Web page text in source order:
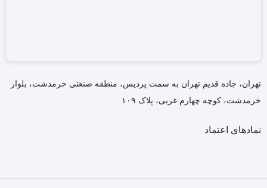
تهران، جاده قدیم تهران به سمت پردیس، منطقه صنعتی خرمدشت، بلوار
خرمدشت، کوچه چهارم غربی، پلاک ۱۰۹
نمادهای اعتماد